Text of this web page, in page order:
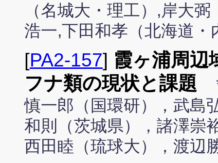
（名城大・理工）,岸大
浩一,下田和孝（北海道・
[PA2-157] 霞ヶ浦周辺
フナ類の現状と課題
慎一郎（国環研），武島
和則（茨城県），諸澤崇
西田睦（琉球大），渡辺